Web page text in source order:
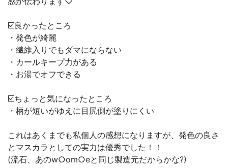
☑️良かったところ
・発色が綺麗
・繊維入りでもダマにならない
・カールキープ力がある
・お湯でオフできる
☑️ちょっと気になったところ
・柄が短いがゆえに目尻側が塗りにくい
これはあくまでも私個人の感想になりますが、発色の良さ
とマスカラとしての実力は優秀でした！！
(流石、あのw○om○eと同じ製造元だからかな?)